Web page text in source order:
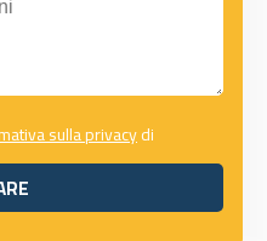
sulla privacydi